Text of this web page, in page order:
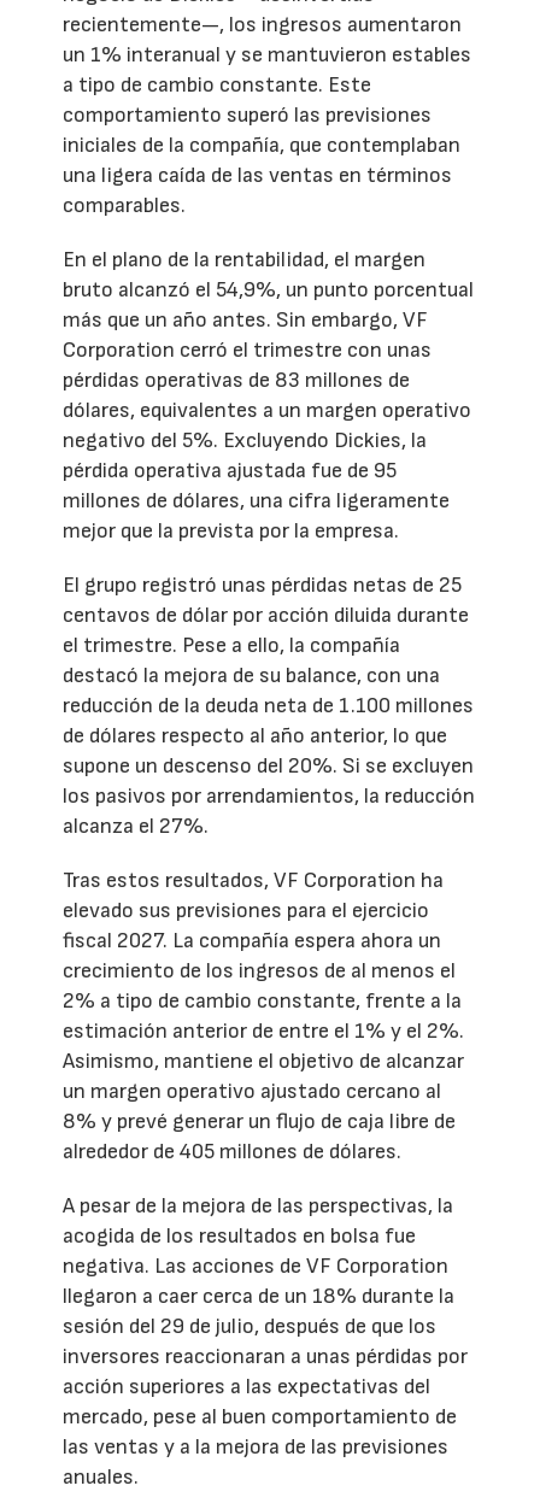
recientemente—, los ingresos aumentaron
un 1% interanual y se mantuvieron estables
a tipo de cambio constante. Este
comportamiento superó las previsiones
iniciales de la compañía, que contemplaban
una ligera caída de las ventas en términos
comparables.
En el plano de la rentabilidad, el margen
bruto alcanzó el 54,9%, un punto porcentual
más que un año antes. Sin embargo, VF
Corporation cerró el trimestre con unas
pérdidas operativas de 83 millones de
dólares, equivalentes a un margen operativo
negativo del 5%. Excluyendo Dickies, la
pérdida operativa ajustada fue de 95
millones de dólares, una cifra ligeramente
mejor que la prevista por la empresa.
El grupo registró unas pérdidas netas de 25
centavos de dólar por acción diluida durante
el trimestre. Pese a ello, la compañía
destacó la mejora de su balance, con una
reducción de la deuda neta de 1.100 millones
de dólares respecto al año anterior, lo que
supone un descenso del 20%. Si se excluyen
los pasivos por arrendamientos, la reducción
alcanza el 27%.
Tras estos resultados, VF Corporation ha
elevado sus previsiones para el ejercicio
fiscal 2027. La compañía espera ahora un
crecimiento de los ingresos de al menos el
2% a tipo de cambio constante, frente a la
estimación anterior de entre el 1% y el 2%.
Asimismo, mantiene el objetivo de alcanzar
un margen operativo ajustado cercano al
8% y prevé generar un flujo de caja libre de
alrededor de 405 millones de dólares.
A pesar de la mejora de las perspectivas, la
acogida de los resultados en bolsa fue
negativa. Las acciones de VF Corporation
llegaron a caer cerca de un 18% durante la
sesión del 29 de julio, después de que los
inversores reaccionaran a unas pérdidas por
acción superiores a las expectativas del
mercado, pese al buen comportamiento de
las ventas y a la mejora de las previsiones
anuales.